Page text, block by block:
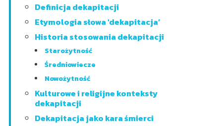
Definicja dekapitacji
Etymologia słowa 'dekapitacja’
Historia stosowania dekapitacji
Starożytność
Średniowiecze
Nowożytność
Kulturowe i religijne konteksty
dekapitacji
Dekapitacja jako kara śmierci